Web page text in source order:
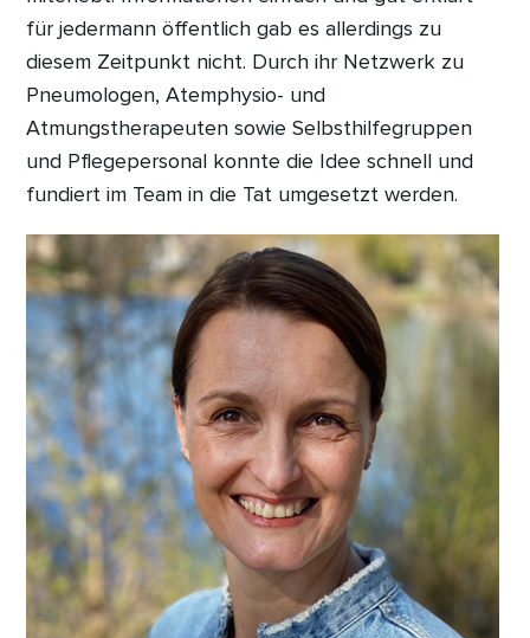
für jedermann öffentlich gab es allerdings zu
diesem Zeitpunkt nicht. Durch ihr Netzwerk zu
Pneumologen, Atemphysio- und
Atmungstherapeuten sowie Selbsthilfegruppen
und Pflegepersonal konnte die Idee schnell und
fundiert im Team in die Tat umgesetzt werden.